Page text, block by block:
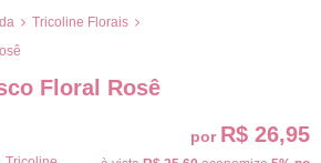
Tricoline Florais
Floral Rosê
por R$ 26,95